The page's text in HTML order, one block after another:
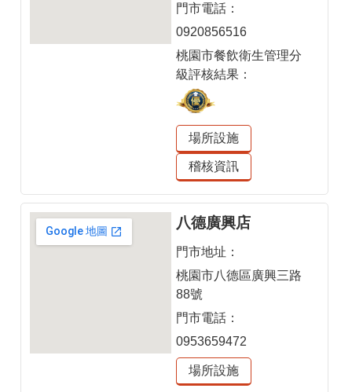
門市電話：
0920856516
桃園市餐飲衛生管理分
級評核結果：
場所設施
稽核資訊
八德廣興店
門市地址：
桃園市八德區廣興三路
88號
門市電話：
0953659472
場所設施